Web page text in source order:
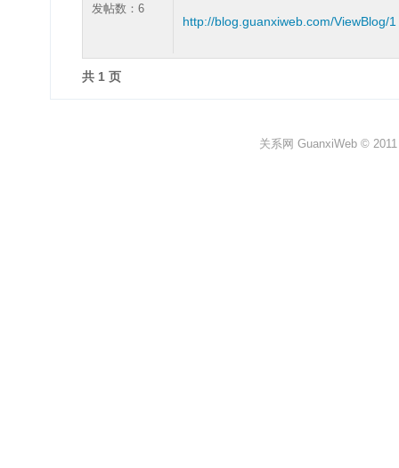
发帖数：6
http://blog.guanxiweb.com/ViewBlog/1
共 1 页
关系网 GuanxiWeb ©